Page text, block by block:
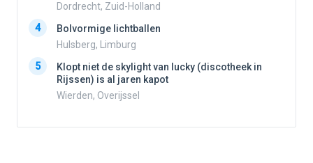
Dordrecht, Zuid-Holland
4
Bolvormige lichtballen
Hulsberg, Limburg
5
Klopt niet de skylight van lucky (discotheek in
Rijssen) is al jaren kapot
Wierden, Overijssel